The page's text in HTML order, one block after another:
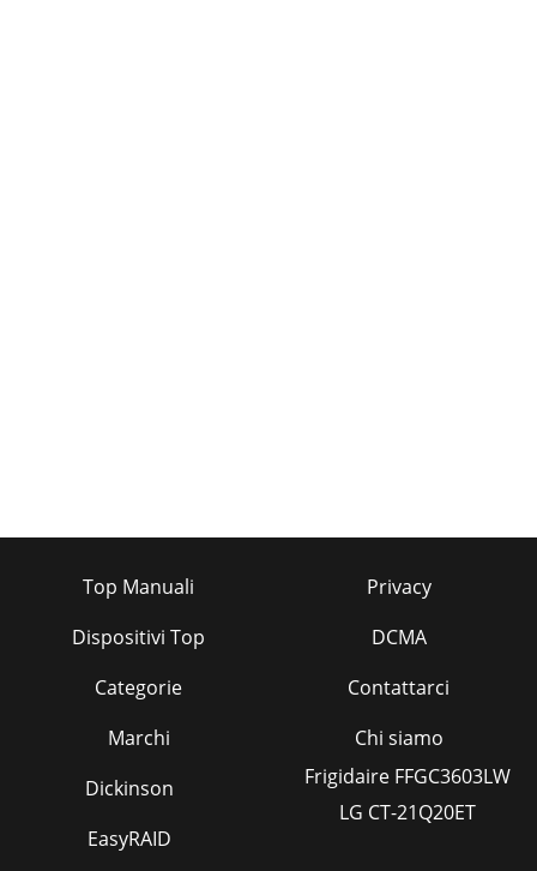
Top Manuali
Dispositivi Top
Categorie
Marchi
Privacy
DCMA
Contattarci
Chi siamo
Dickinson
EasyRAID
Frigidaire FFGC3603LW
LG CT-21Q20ET